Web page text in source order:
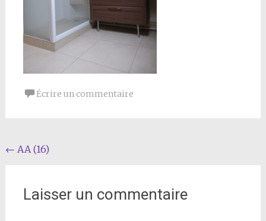
Écrire un commentaire
Navigation
l'article
← AA (16)
Laisser un commentaire